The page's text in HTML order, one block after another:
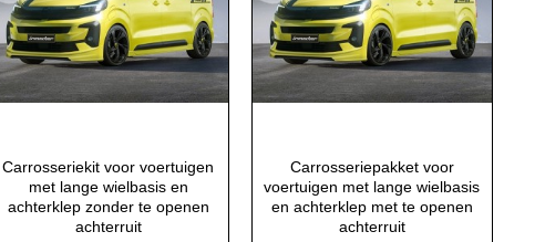
Carrosseriekit voor voertuigen
met lange wielbasis en
achterklep zonder te openen
achterruit
Carrosseriepakket voor
voertuigen met lange wielbasis
en achterklep met te openen
achterruit